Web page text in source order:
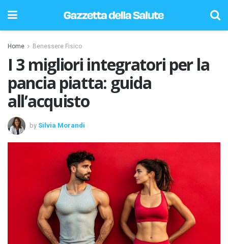
Home Benessere Fisico
I 3 migliori integratori per la
pancia piatta: guida
all’acquisto
by Silvia Morandi